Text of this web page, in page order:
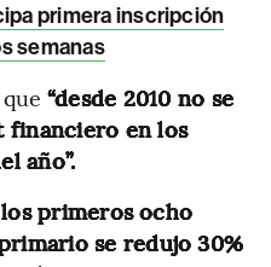
primera inscripción
semanas
“desde 2010 no se
financiero en los
año”.
primeros ocho
se redujo 30%